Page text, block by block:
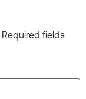
Required fields